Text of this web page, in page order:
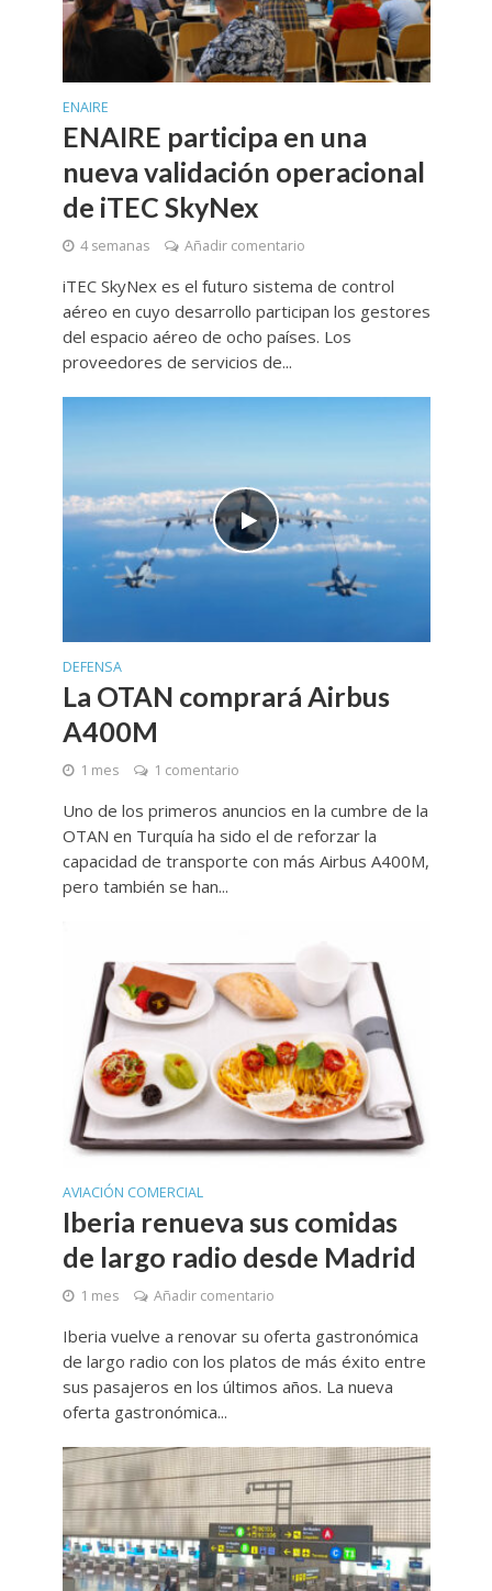
ENAIRE
ENAIRE participa en una
nueva validación operacional
de iTEC SkyNex
4 semanas Añadir comentario
iTEC SkyNex es el futuro sistema de control
aéreo en cuyo desarrollo participan los gestores
del espacio aéreo de ocho países. Los
proveedores de servicios de...
DEFENSA
La OTAN comprará Airbus
A400M
1 mes 1 comentario
Uno de los primeros anuncios en la cumbre de la
OTAN en Turquía ha sido el de reforzar la
capacidad de transporte con más Airbus A400M,
pero también se han...
AVIACIÓN COMERCIAL
Iberia renueva sus comidas
de largo radio desde Madrid
1 mes Añadir comentario
Iberia vuelve a renovar su oferta gastronómica
de largo radio con los platos de más éxito entre
sus pasajeros en los últimos años. La nueva
oferta gastronómica...